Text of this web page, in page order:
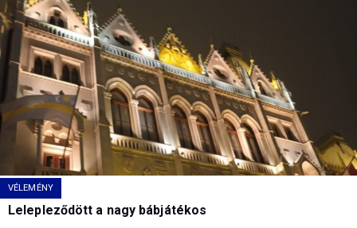
VÉLEMÉNY
Lelepleződött a nagy bábjátékos